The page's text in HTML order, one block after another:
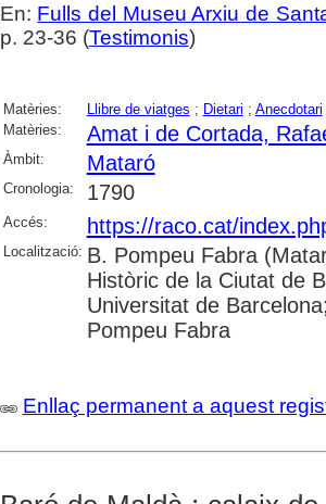
En: Fulls del Museu Arxiu de
p. 23-36 (Testimonis)
Matèries: Llibre de viatges ; Dietari ; Anecdotari
Matèries:
Amat i de Cortada,
Àmbit: Mataró
Cronologia: 1790
Accés: https://raco.cat/
Localització: B. Pompeu Fabra
Històric de la Ciutat de
Universitat de
Pompeu Fabra
Enllaç permanent a aquest